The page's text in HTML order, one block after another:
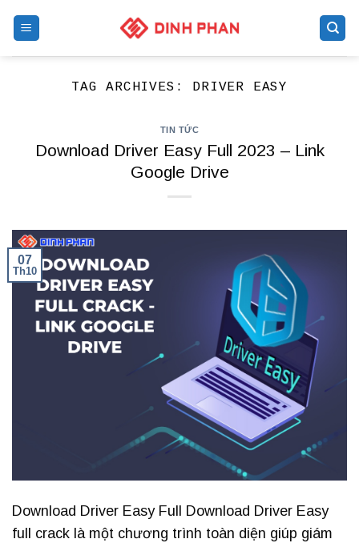
TAG ARCHIVES: DRIVER EASY
TIN TỨC
Download Driver Easy Full 2023 – Link
Google Drive
07
Th10
Download Driver Easy Full Download Driver Easy
full crack là một chương trình toàn diện giúp giám